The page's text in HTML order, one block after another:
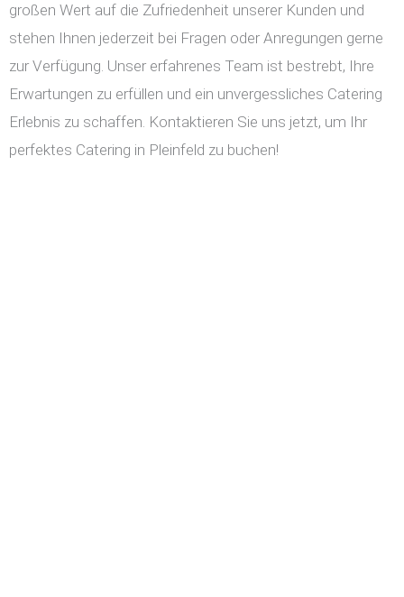
großen Wert auf die Zufriedenheit unserer Kunden und
stehen Ihnen jederzeit bei Fragen oder Anregungen gerne
zur Verfügung. Unser erfahrenes Team ist bestrebt, Ihre
Erwartungen zu erfüllen und ein unvergessliches Catering
Erlebnis zu schaffen. Kontaktieren Sie uns jetzt, um Ihr
perfektes Catering in Pleinfeld zu buchen!